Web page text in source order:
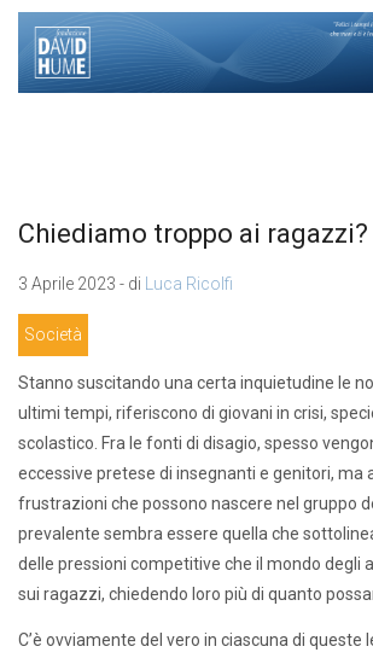
Chiediamo troppo ai ragazzi?
3 Aprile 2023 - di Luca Ricolfi
Società
Stanno suscitando una certa inquietudine le
ultimi tempi, riferiscono di giovani in crisi,
scolastico. Fra le fonti di disagio, spesso
eccessive pretese di insegnanti e genitori, ma
frustrazioni che possono nascere nel gruppo
prevalente sembra essere quella che
delle pressioni competitive che il mondo degli
sui ragazzi, chiedendo loro più di quanto
C’è ovviamente del vero in ciascuna di queste